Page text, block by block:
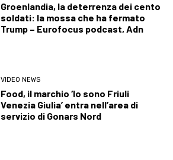
Groenlandia, la deterrenza dei cento
soldati: la mossa che ha fermato
Trump – Eurofocus podcast, Adn
VIDEO NEWS
Food, il marchio ‘Io sono Friuli
Venezia Giulia’ entra nell’area di
servizio di Gonars Nord